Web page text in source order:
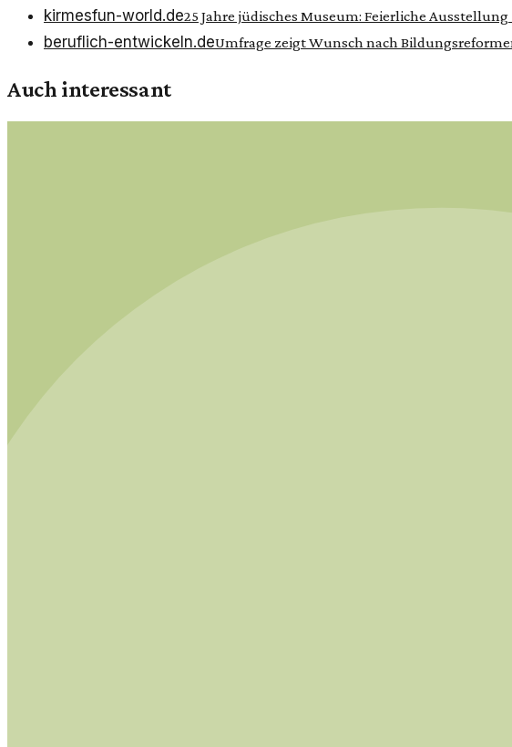
kirmesfun-world.de25 Jahre jüdisches Museum: Feierliche
beruflich-entwickeln.deUmfrage zeigt Wunsch nach
Auch interessant